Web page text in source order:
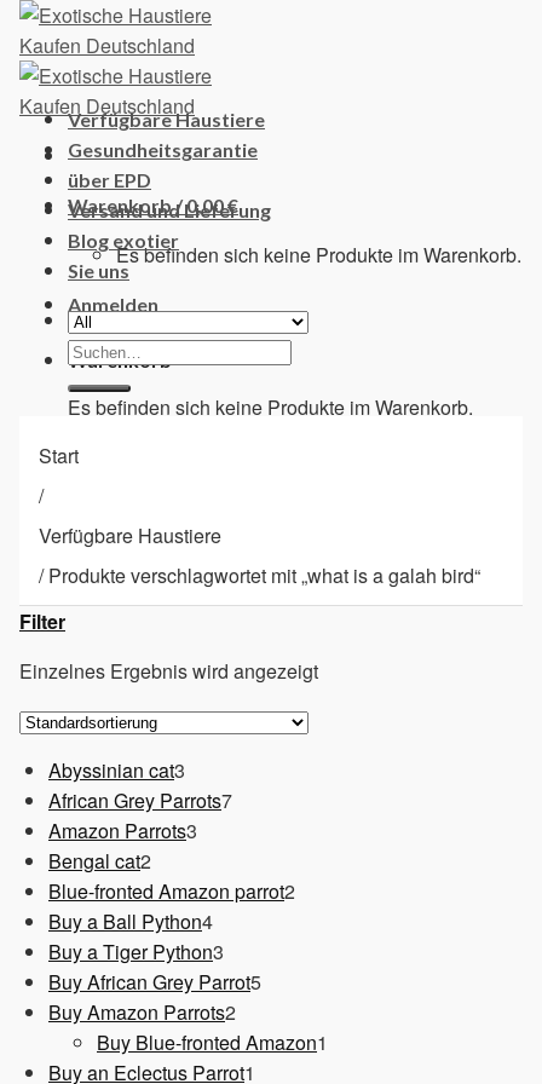
Skip
content
Warenkorb /0,00€
Es befinden sich keine Produkte im Warenkorb.
Anmelden
Warenkorb
Es befinden sich keine Produkte im Warenkorb.
Verfügbare Haustiere
Gesundheitsgarantie
über EPD
Versand und Lieferung
Blog exotier
Sie uns
Suchen
nach:
Start
/
Verfügbare Haustiere
/Produkte verschlagwortet mit „what is a galah bird“
Filter
Einzelnes Ergebnis wird angezeigt
Abyssinian cat3
Produkte
African Grey Parrots77
Amazon Parrots3
Bengal cat22
Produkte
Blue-fronted Amazon parrot22
Buy a Ball Python44
Produkte
Buy a Tiger Python3
Produkte
Buy African Grey Parrot55
Buy Amazon Parrots22
Produkte
Buy Blue-fronted Amazon1
Buy an Eclectus Parrot1